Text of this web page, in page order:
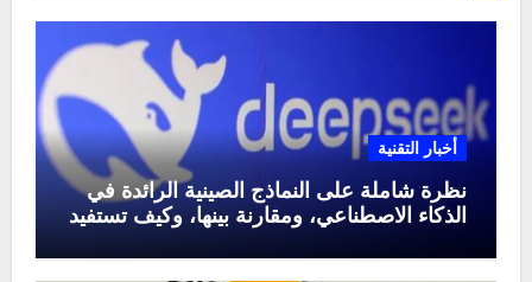
أخبار التقنية
نظرة شاملة على النماذج الصينية الرائدة في
الذكاء الاصطناعي، ومقارنة بينها، وكيف تستفيد